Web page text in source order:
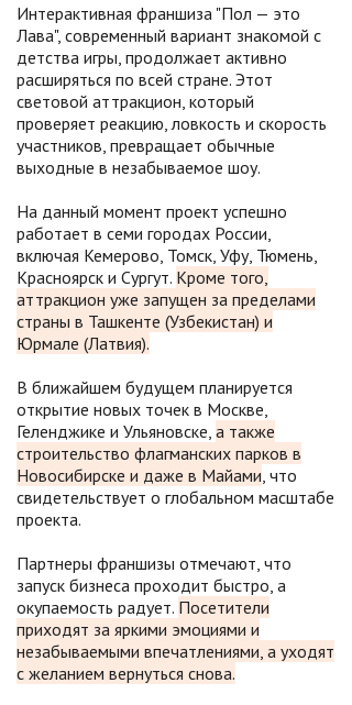
Интерактивная франшиза "Пол — это
Лава", современный вариант знакомой с
детства игры, продолжает активно
расширяться по всей стране. Этот
световой аттракцион, который
проверяет реакцию, ловкость и скорость
участников, превращает обычные
выходные в незабываемое шоу.
На данный момент проект успешно
работает в семи городах России,
включая Кемерово, Томск, Уфу, Тюмень,
Красноярск и Сургут. Кроме того,
аттракцион уже запущен за пределами
страны в Ташкенте (Узбекистан) и
Юрмале (Латвия).
В ближайшем будущем планируется
открытие новых точек в Москве,
Геленджике и Ульяновске, а также
строительство флагманских парков в
Новосибирске и даже в Майами, что
свидетельствует о глобальном масштабе
проекта.
Партнеры франшизы отмечают, что
запуск бизнеса проходит быстро, а
окупаемость радует. Посетители
приходят за яркими эмоциями и
незабываемыми впечатлениями, а уходят
с желанием вернуться снова.